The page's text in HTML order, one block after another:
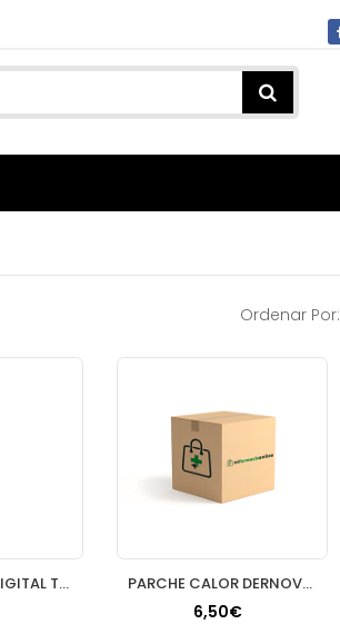
Ordenar Por:
TERMOMETRO DIGITAL TEZARO PHARMA 1 UNIDAD FLEXIBLE PARCHE CALOR DERNOVE 4 UNID
6,50€